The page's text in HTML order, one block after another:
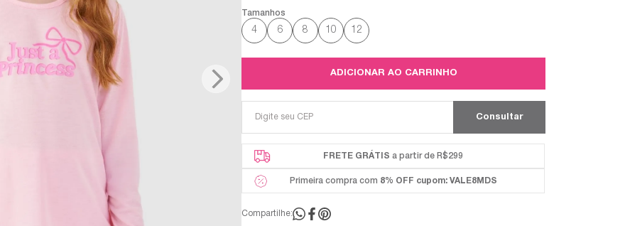
4 6 8 10 12
ADICIONAR AO CARRINHO
FRETE GRÁTIS a partir de R$299
Primeira compra com 8% OFF cupom: VALE8MDS
Compartilhe: